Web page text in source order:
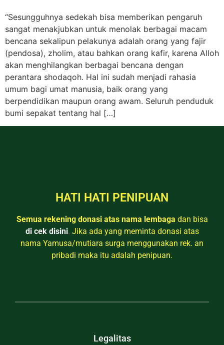
“Sesungguhnya sedekah bisa memberikan pengaruh
sangat menakjubkan untuk menolak berbagai macam
bencana sekalipun pelakunya adalah orang yang fajir
(pendosa), zholim, atau bahkan orang kafir, karena Alloh
akan menghilangkan berbagai bencana dengan
perantara shodaqoh. Hal ini sudah menjadi rahasia
umum bagi umat manusia, baik orang yang
berpendidikan maupun orang awam. Seluruh penduduk
bumi sepakat tentang hal […]
HATI HATI PENIPUAN
Semua rekening donasi atas nama lembaga dan bisa
di cek disini. Jika ada yang meminta donasi atas
nama Yamusa/mutiara surga menggunakan rek. an
pribadi maka itu adalah penipuan.
Legalitas